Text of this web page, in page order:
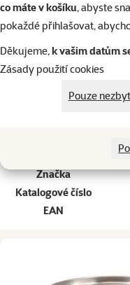
co máte v košíku, abyste
pokaždé přihlašovat,
Děkujeme,k vašim datům
Zásady použití cookies
Pouze
Kvalita
Složení
Gramáž
Typ mokrého krmiva
Kastrace psa
Značka
Katalogové číslo
EAN